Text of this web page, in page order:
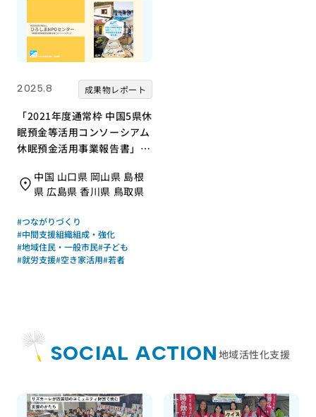
2025.8 成果物レポート
「2021年度通常枠 中国5県休
眠預金等活用コンソーシアム
休眠預金活用事業報告書」を
ろしまNPOセンター（中国5
県休眠預金等活用コンソーシ
中国 山口県 岡山県 島根
県 広島県 香川県 鳥取県
#つながりづくり
#中間支援組織組成・強化
#地域住民・一般市民#子ども
#就労支援#空き家活用#若者
SOCIAL ACTION 地域活性化支援